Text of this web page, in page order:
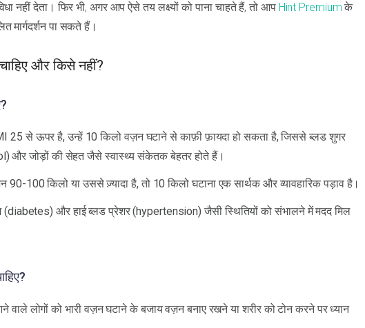
नहीं देता। फिर भी, अगर आप ऐसे तय लक्ष्यों को पाना चाहते हैं, तो आप Hint Premium के
मार्गदर्शन पा सकते हैं।
और किसे नहीं?
25 से ऊपर है, उन्हें 10 किलो वज़न घटाने से काफ़ी फ़ायदा हो सकता है, जिससे ब्लड शुगर
और जोड़ों की सेहत जैसे स्वास्थ्य संकेतक बेहतर होते हैं।
100 किलो या उससे ज़्यादा है, तो 10 किलो घटाना एक सार्थक और व्यावहारिक पड़ाव है।
(diabetes) और हाई ब्लड प्रेशर (hypertension) जैसी स्थितियों को संभालने में मदद मिल
वाले लोगों को भारी वज़न घटाने के बजाय वज़न बनाए रखने या शरीर को टोन करने पर ध्यान